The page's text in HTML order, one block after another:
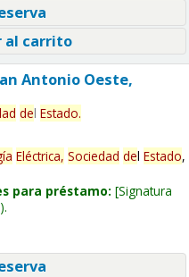
al carrito
Antonio Oeste,
del Estado.
Eléctrica, Sociedad del Estado,
para préstamo: Signatura